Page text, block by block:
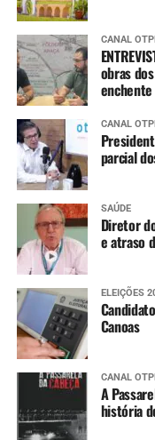
CANAL
obras
enchente
CANAL
parcial
SAÚDE
Diretor
e atraso
ELEIÇÕES
Canoas
CANAL
A
história